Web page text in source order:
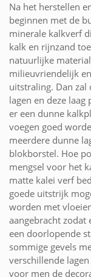
Na het herstellen
beginnen met de
minerale kalkverf
kalk en rijnzand
natuurlijke
milieuvriendelijk
uitstraling. Dan
lagen en deze
er een dunne
voegen goed
meerdere dunne
blokborstel. Hoe
mengsel voor het
matte kalei verf
goede uitstrijk
worden met
aangebracht zodat
een doorlopende
sommige gevels
verschillende
voor men de